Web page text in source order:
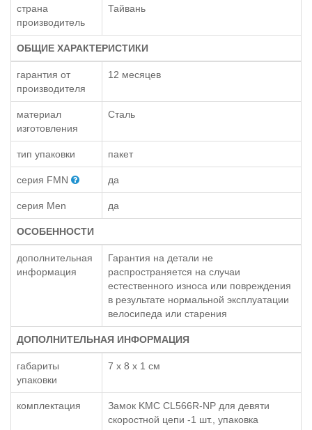
страна
производитель
Тайвань
ОБЩИЕ ХАРАКТЕРИСТИКИ
гарантия от
производителя
12 месяцев
материал
изготовления
Сталь
тип упаковки пакет
серия FMN да
серия Men да
ОСОБЕННОСТИ
дополнительная
информация
Гарантия на детали не
распространяется на случаи
естественного износа или повреждения
в результате нормальной эксплуатации
велосипеда или старения
ДОПОЛНИТЕЛЬНАЯ ИНФОРМАЦИЯ
габариты
упаковки
7 x 8 x 1 см
комплектация
Замок KMC CL566R-NP для девяти
скоростной цепи -1 шт., упаковка